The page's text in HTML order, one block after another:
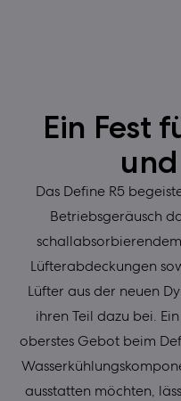
Ein Fest
Das Define R5
Betriebsgeräusch
Lüfterabdeckungen
Lüfter aus der neuen
ihren Teil dazu bei.
oberstes Gebot beim
ausstatten möchten,